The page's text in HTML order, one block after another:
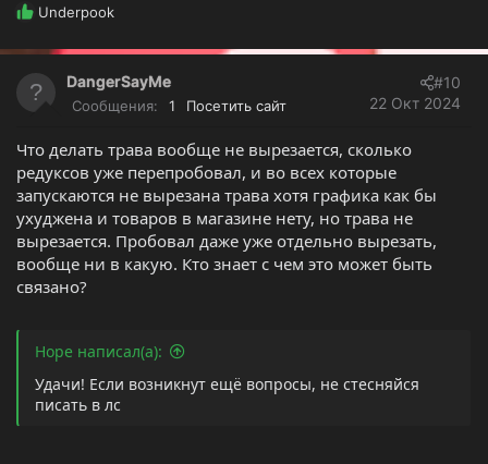
Р
а
ц
и
:
Underpook
DangerSayMe
Сообщения 1 Посетить сайт 22 Окт 2024
#10
Что делать трава вообще не вырезается, сколько
редуксов уже перепробовал, и во всех которые
запускаются не вырезана трава хотя графика как бы
ухуджена и товаров в магазине нету, но трава не
вырезается. Пробовал даже уже отдельно вырезать,
вообще ни в какую. Кто знает с чем это может быть
связано?
Hope написал(а):
Удачи! Если возникнут ещё вопросы, не стесняйся
писать в лс